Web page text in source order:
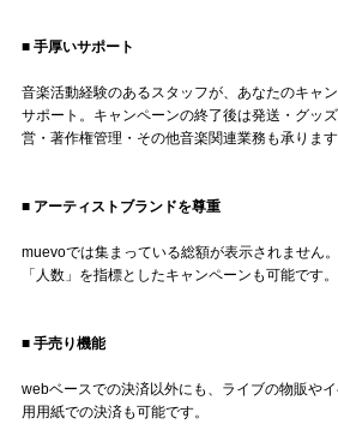
■ 手厚いサポート
音楽活動経験のあるスタッフが、あなたのキャ
サポート。キャンペーンの終了後は発送・グッ
営・著作権管理・その他音楽関連業務も承ります
■ アーティストブランドを尊重
muevoでは集まっている総額が表示されません
「人数」を指標としたキャンペーンも可能です。
■ 手売り機能
webベースでの決済以外にも、ライブの物販や
用用紙での決済も可能です。